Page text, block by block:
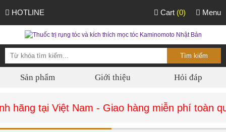
HOTLINE Menu
Cart (0)
Sản phẩm Giới thiệu Hỏi đáp
hãng tại Việt Nam - Giao hàng miễn phí toàn